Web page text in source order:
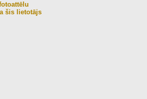
šis lietotājs